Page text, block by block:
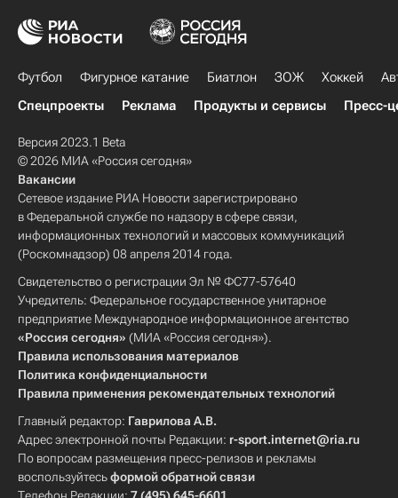
Футбол Фигурное катание Биатлон ЗОЖ Хоккей
Спецпроекты
Реклама Продукты и сервисы Пресс-
Версия 2023.1 Beta
© 2026 МИА «Россия сегодня»
Вакансии
Сетевое издание РИА Новости зарегистрировано
в Федеральной службе по надзору в сфере связи,
информационных технологий и массовых коммуникаций
(Роскомнадзор) 08 апреля 2014 года.
Свидетельство о регистрации Эл № ФС77-57640
Учредитель: Федеральное государственное унитарное
предприятие Международное информационное агентство
«Россия сегодня» (МИА «Россия сегодня»).
Правила использования материалов
Политика конфиденциальности
Правила применения рекомендательных технологий
Главный редактор: Гаврилова А.В.
Адрес электронной почты Редакции: r-sport.internet@ria.ru
По вопросам размещения пресс-релизов и рекламы
воспользуйтесьформой обратной связи